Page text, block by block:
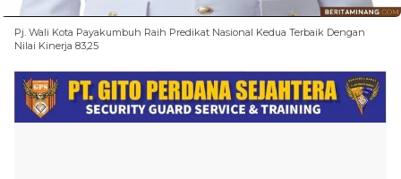
Pj. Wali Kota Payakumbuh Raih Predikat Nasional Kedua Terbaik Dengan
Nilai Kinerja 83,25